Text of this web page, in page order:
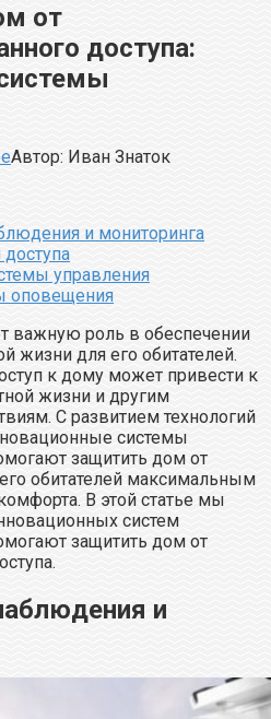
от
доступа:
Автор: Иван Знаток
и мониторинга
управления
оповещения
важную роль в обеспечении
жизни для его обитателей.
к дому может привести к
жизни и другим
С развитием технологий
системы
защитить дом от
обитателей максимальным
В этой статье мы
систем
защитить дом от
и